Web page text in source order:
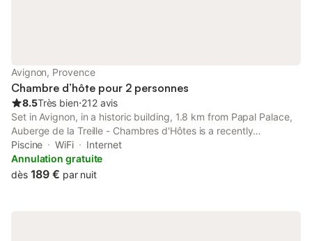
Avignon, Provence
Chambre d’hôte pour 2 personnes
8.5Très bien⋅212 avis
Set in Avignon, in a historic building, 1.8 km from Papal Palace,
Auberge de la Treille - Chambres d'Hôtes is a recently
renovated bed and breakfast with an outdoor swimming pool
and garden. The property has river and garden views, and is 1.
Piscine WiFi
Internet
Annulation gratuite
dès 189 € par nuit